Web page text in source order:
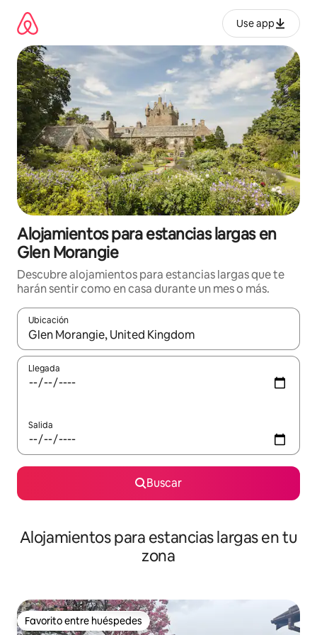
contenido
Use app
Alojamientos para estancias largas en
Glen Morangie
Descubre alojamientos para estancias largas que te
harán sentir como en casa durante un mes o más.
Ubicación
Cuando los resultados estén disponibles, podrás navegar
Llegada
Salida
Buscar
Alojamientos para estancias largas en tu
zona
Favorito entre huéspedes
Favorito entre huéspedes